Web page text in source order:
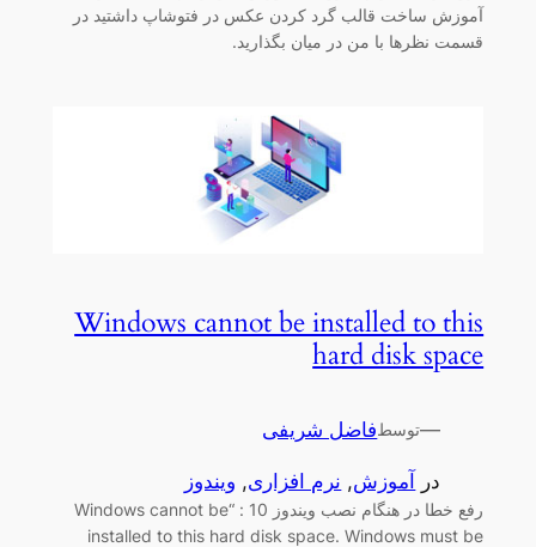
آموزش ساخت قالب گرد کردن عکس در فتوشاپ داشتید در
قسمت نظرها با من در میان بگذارید.
Windows cannot be installed to this
hard disk space
—توسطفاضل شریفی
در آموزش, نرم افزاری, ویندوز
رفع خطا در هنگام نصب ویندوز 10 : “Windows cannot be
installed to this hard disk space. Windows must be